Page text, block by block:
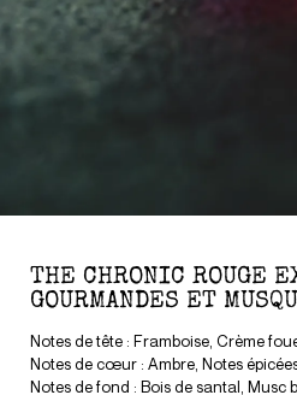
THE CHRONIC ROUGE
GOURMANDES ET
Notes de tête : Framboise, Crème
Notes de cœur : Ambre, Notes
Notes de fond : Bois de santal, Musc